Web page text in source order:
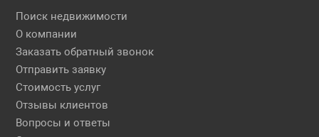
Поиск недвижимости
О компании
Заказать обратный звонок
Отправить заявку
Стоимость услуг
Отзывы клиентов
Вопросы и ответы